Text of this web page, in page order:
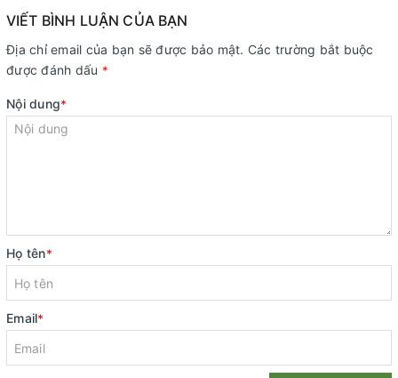
VIẾT BÌNH LUẬN CỦA BẠN
Địa chỉ email của bạn sẽ được bảo mật. Các trường bắt buộc
được đánh dấu *
Nội dung*
Họ tên*
Email*